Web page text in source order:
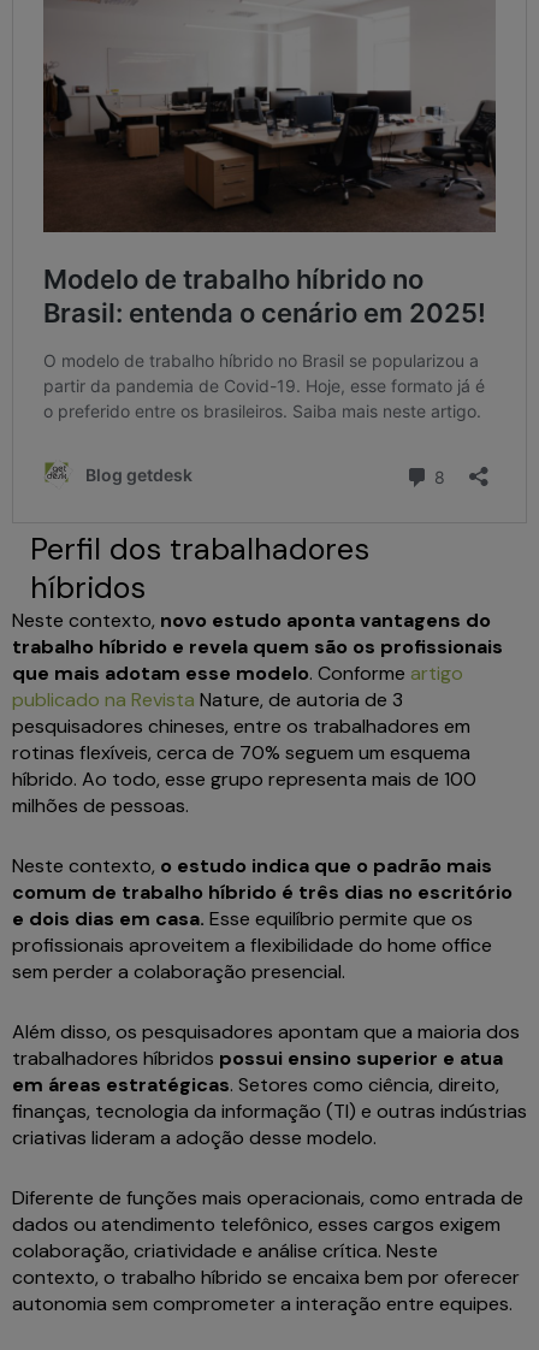
Perfil dos trabalhadores
híbridos
Neste contexto, novo estudo aponta vantagens do
trabalho híbrido e revela quem são os profissionais
que mais adotam esse modelo. Conforme artigo
publicado na Revista Nature, de autoria de 3
pesquisadores chineses, entre os trabalhadores em
rotinas flexíveis, cerca de 70% seguem um esquema
híbrido. Ao todo, esse grupo representa mais de 100
milhões de pessoas.
Neste contexto, o estudo indica que o padrão mais
comum de trabalho híbrido é três dias no escritório
e dois dias em casa. Esse equilíbrio permite que os
profissionais aproveitem a flexibilidade do home office
sem perder a colaboração presencial.
Além disso, os pesquisadores apontam que a maioria dos
trabalhadores híbridos possui ensino superior e atua
em áreas estratégicas. Setores como ciência, direito,
finanças, tecnologia da informação (TI) e outras indústrias
criativas lideram a adoção desse modelo.
Diferente de funções mais operacionais, como entrada de
dados ou atendimento telefônico, esses cargos exigem
colaboração, criatividade e análise crítica. Neste
contexto, o trabalho híbrido se encaixa bem por oferecer
autonomia sem comprometer a interação entre equipes.